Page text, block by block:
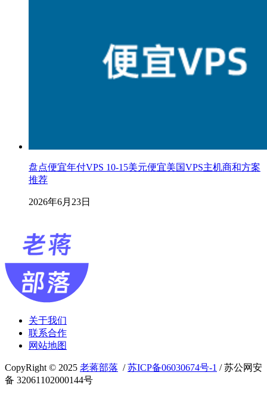
盘点便宜年付VPS 10-15美元便宜美国VPS主机商和方案
推荐
2026年6月23日
关于我们
联系合作
网站地图
CopyRight © 2025 老蒋部落 /苏ICP备06030674号-1 / 苏公网安
备 32061102000144号